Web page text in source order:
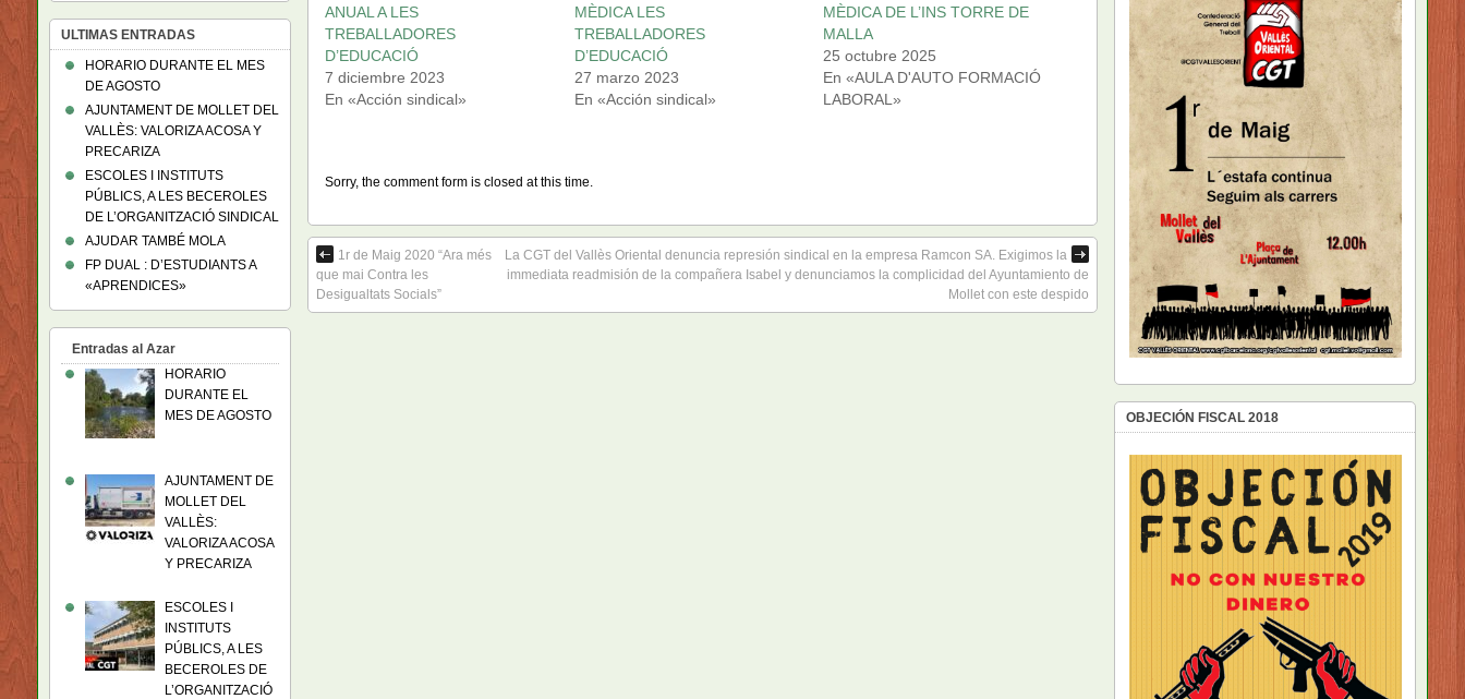
ANUAL A LES
TREBALLADORES
D’EDUCACIÓ
7 diciembre 2023
En «Acción sindical»
MÈDICA LES
TREBALLADORES
D’EDUCACIÓ
27 marzo 2023
En «Acción sindical»
MÈDICA DE L’INS TORRE DE
MALLA
25 octubre 2025
En «AULA D'AUTO FORMACIÓ
LABORAL»
Sorry, the comment form is closed at this time.
1r de Maig 2020 “Ara més
que mai Contra les
Desigualtats Socials”
La CGT del Vallès Oriental denuncia represión sindical en la empresa Ramcon SA. Exigimos la
immediata readmisión de la compañera Isabel y denunciamos la complicidad del Ayuntamiento de
Mollet con este despido
ULTIMAS ENTRADAS
HORARIO DURANTE EL MES
DE AGOSTO
AJUNTAMENT DE MOLLET DEL
VALLÈS: VALORIZA ACOSA Y
PRECARIZA
ESCOLES I INSTITUTS
PÚBLICS, A LES BECEROLES
DE L’ORGANITZACIÓ SINDICAL
AJUDAR TAMBÉ MOLA
FP DUAL : D’ESTUDIANTS A
«APRENDICES»
Entradas al Azar
HORARIO
DURANTE EL
MES DE AGOSTO
AJUNTAMENT DE
MOLLET DEL
VALLÈS:
VALORIZA ACOSA
Y PRECARIZA
ESCOLES I
INSTITUTS
PÚBLICS, A LES
BECEROLES DE
L’ORGANITZACIÓ
OBJECIÓN FISCAL 2018